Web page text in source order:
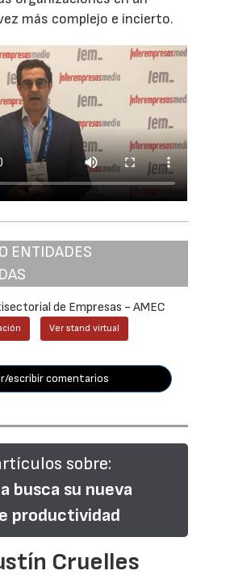
más complejo e incierto.
ENTIDADES
de Empresas - AMEC
Ver stand virtual
escribir comentarios
sobre:
busca su nueva
productividad
Cruelles